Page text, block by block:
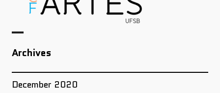
Archives
December 2020